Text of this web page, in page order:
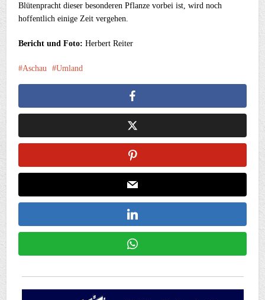
Blütenpracht dieser besonderen Pflanze vorbei ist, wird noch
hoffentlich einige Zeit vergehen.
Bericht und Foto: Herbert Reiter
Aschau Umland